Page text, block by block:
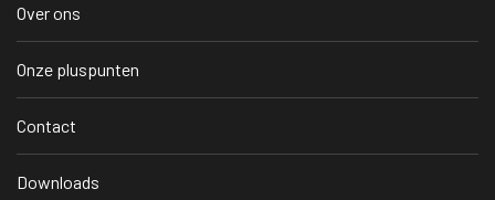
Over ons
Onze pluspunten
Contact
Downloads